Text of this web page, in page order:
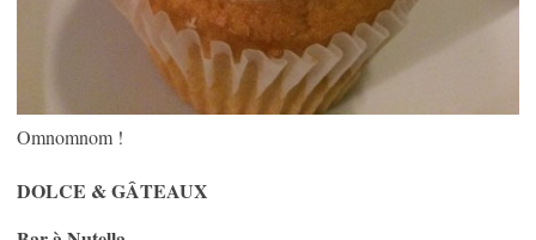
Omnomnom !
DOLCE & GÂTEAUX